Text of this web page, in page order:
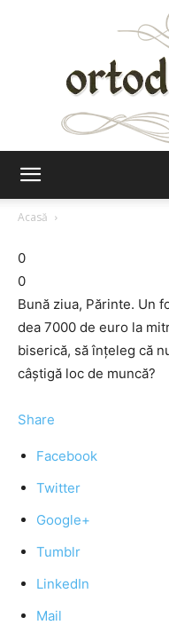
Acasă
0
0
Bună ziua, Părinte. Un
dea 7000 de euro la
biserică, să înţeleg că
câştigă loc de muncă?
Share
Facebook
Twitter
Google+
Tumblr
LinkedIn
Mail